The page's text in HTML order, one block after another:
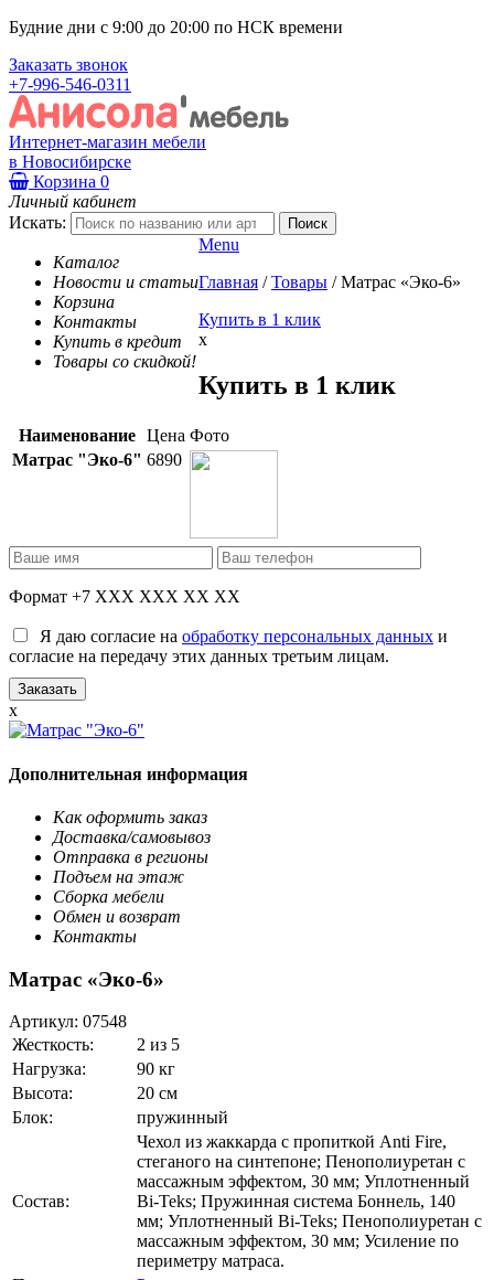
Будние дни с 9:00 до 20:00 по НСК времени
Заказать звонок
+7-996-546-0311
Интернет-магазин мебели
в Новосибирске
Корзина 0
Личный кабинет
Искать:
Каталог
Новости и статьи
Корзина
Контакты
Купить в кредит
Товары со скидкой!
Menu
Главная / Товары / Матрас «Эко-6»
Купить в 1 клик
x
Купить в 1 клик
Наименование Цена Фото
Матрас "Эко-6" 6890
Формат +7 XXX XXX XX XX
Я даю согласие на обработку персональных данных и
согласие на передачу этих данных третьим лицам.
x
Дополнительная информация
Как оформить заказ
Доставка/самовывоз
Отправка в регионы
Подъем на этаж
Сборка мебели
Обмен и возврат
Контакты
Матрас «Эко-6»
Артикул: 07548
Жесткость:
2 из 5
Нагрузка:
90 кг
Высота:
20 см
Блок:
пружинный
Состав:
Чехол из жаккарда с пропиткой Anti Fire,
стеганого на синтепоне; Пенополиуретан с
массажным эффектом, 30 мм; Уплотненный
Bi-Teks; Пружинная система Боннель, 140
мм; Уплотненный Bi-Teks; Пенополиуретан с
массажным эффектом, 30 мм; Усиление по
периметру матраса.